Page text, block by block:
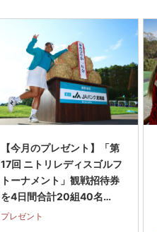
【今月のプレゼント】「第
17回 ニトリレディスゴルフ
トーナメント」観戦招待券
を4日間合計20組40名…
プレゼント